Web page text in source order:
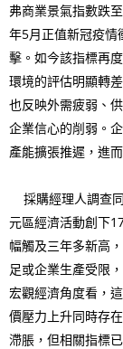
弗商業景氣指數跌
年5月正值新冠疫情
擊。如今該指標再
環境的評估明顯轉
也反映外需疲弱、
企業信心的削弱。
產能擴張推遲，進
採購經理人調查
元區經濟活動創下
幅觸及三年多新高
足或企業生產受限
宏觀經濟角度看，
價壓力上升同時存
滯脹，但相關指標